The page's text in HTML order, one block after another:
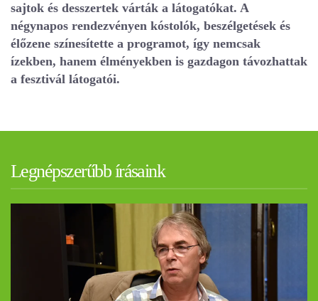
sajtok és desszertek várták a látogatókat. A
négynapos rendezvényen kóstolók, beszélgetések és
élőzene színesítette a programot, így nemcsak
ízekben, hanem élményekben is gazdagon távozhattak
a fesztivál látogatói.
Legnépszerűbb írásaink